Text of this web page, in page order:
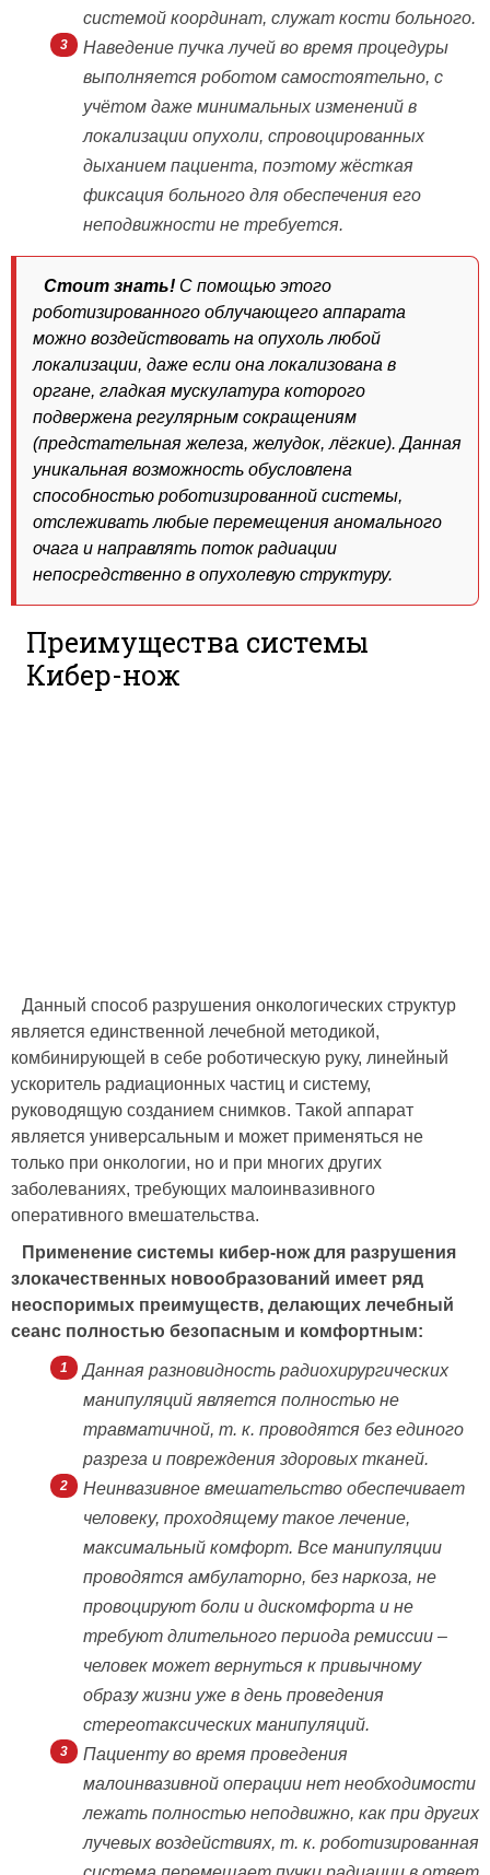
системой координат, служат кости больного.
Наведение пучка лучей во время процедуры
выполняется роботом самостоятельно, с
учётом даже минимальных изменений в
локализации опухоли, спровоцированных
дыханием пациента, поэтому жёсткая
фиксация больного для обеспечения его
неподвижности не требуется.
Стоит знать! С помощью этого
роботизированного облучающего аппарата
можно воздействовать на опухоль любой
локализации, даже если она локализована в
органе, гладкая мускулатура которого
подвержена регулярным сокращениям
(предстательная железа, желудок, лёгкие). Данная
уникальная возможность обусловлена
способностью роботизированной системы,
отслеживать любые перемещения аномального
очага и направлять поток радиации
непосредственно в опухолевую структуру.
Преимущества системы
Кибер-нож
Данный способ разрушения онкологических структур
является единственной лечебной методикой,
комбинирующей в себе роботическую руку, линейный
ускоритель радиационных частиц и систему,
руководящую созданием снимков. Такой аппарат
является универсальным и может применяться не
только при онкологии, но и при многих других
заболеваниях, требующих малоинвазивного
оперативного вмешательства.
Применение системы кибер-нож для разрушения
злокачественных новообразований имеет ряд
неоспоримых преимуществ, делающих лечебный
сеанс полностью безопасным и комфортным:
Данная разновидность радиохирургических
манипуляций является полностью не
травматичной, т. к. проводятся без единого
разреза и повреждения здоровых тканей.
Неинвазивное вмешательство обеспечивает
человеку, проходящему такое лечение,
максимальный комфорт. Все манипуляции
проводятся амбулаторно, без наркоза, не
провоцируют боли и дискомфорта и не
требуют длительного периода ремиссии –
человек может вернуться к привычному
образу жизни уже в день проведения
стереотаксических манипуляций.
Пациенту во время проведения
малоинвазивной операции нет необходимости
лежать полностью неподвижно, как при других
лучевых воздействиях, т. к. роботизированная